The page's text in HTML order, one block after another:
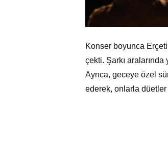
Konser boyunca
çekti. Şarkı aralarında
Ayrıca, geceye özel
ederek, onlarla düetler